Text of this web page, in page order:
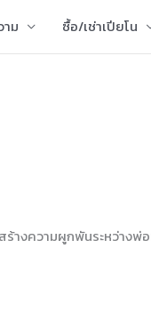
ม ซื้อ/เช่าเปียโน
างความผูกพันระหว่างพ่